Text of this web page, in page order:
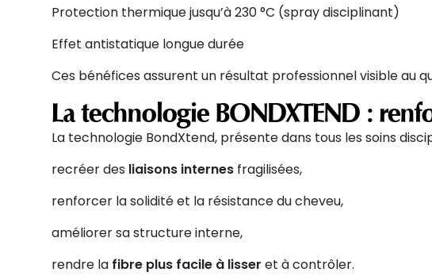
Protection thermique jusqu’à230 °C (spray disciplinant)
Effet antistatique longue durée
Ces bénéfices assurent un résultat professionnel visible au
La technologie BONDXTEND :
La technologie BondXtend, présente dans tous les soins
recréerdes liaisons internes fragilisées,
renforcer la solidité et la résistance du cheveu,
améliorersa structure interne,
rendre la fibre plus facile à lisser et à contrôler.